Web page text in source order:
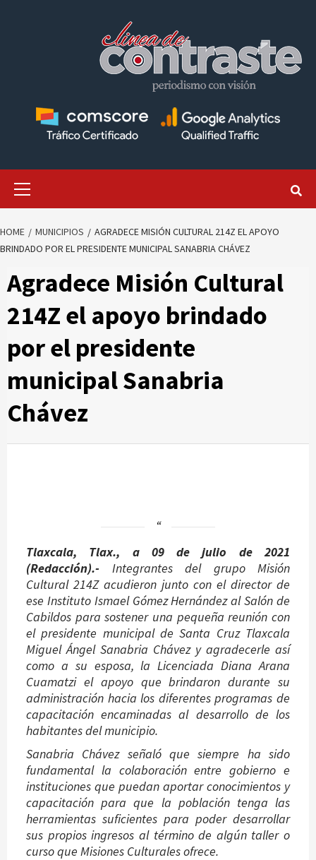
HOME MUNICIPIOS
AGRADECE MISIÓN CULTURAL 214Z EL APOYO
BRINDADO POR EL PRESIDENTE MUNICIPAL SANABRIA CHÁVEZ
Agradece Misión Cultural
214Z el apoyo brindado
por el presidente
municipal Sanabria
Chávez
Tlaxcala, Tlax., a 09 de julio de 2021
(Redacción).- Integrantes del grupo Misión
Cultural 214Z acudieron junto con el director de
ese Instituto Ismael Gómez Hernández al Salón de
Cabildos para sostener una pequeña reunión con
el presidente municipal de Santa Cruz Tlaxcala
Miguel Ángel Sanabria Chávez y agradecerle así
como a su esposa, la Licenciada Diana Arana
Cuamatzi el apoyo que brindaron durante su
administración hacia los diferentes programas de
capacitación encaminadas al desarrollo de los
habitantes del municipio.
Sanabria Chávez señaló que siempre ha sido
fundamental la colaboración entre gobierno e
instituciones que puedan aportar conocimientos y
capacitación para que la población tenga las
herramientas suficientes para poder desarrollar
sus propios ingresos al término de algún taller o
curso que Misiones Culturales ofrece.